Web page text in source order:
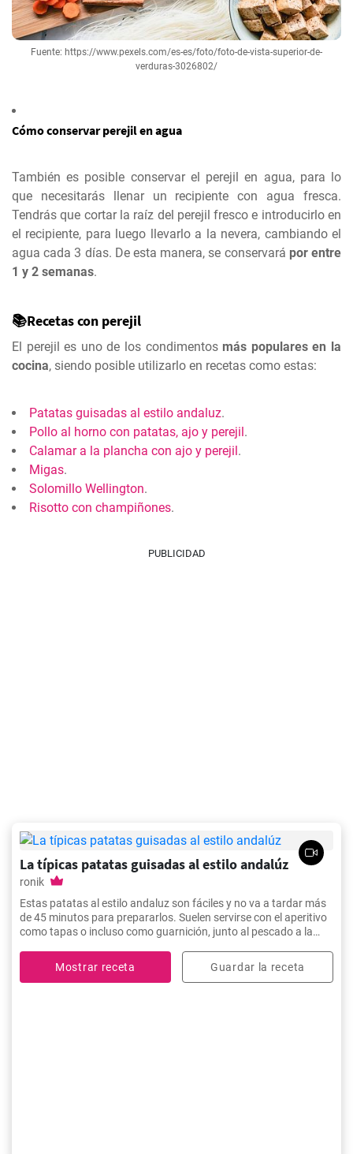
Fuente: https://www.pexels.com/es-es/foto/foto-de-vista-superior-de-
verduras-3026802/
Cómo conservar perejil en agua
También es posible conservar el perejil en agua, para lo
que necesitarás llenar un recipiente con agua fresca.
Tendrás que cortar la raíz del perejil fresco e introducirlo en
el recipiente, para luego llevarlo a la nevera, cambiando el
agua cada 3 días. De esta manera, se conservará por entre
1 y 2 semanas.
📚Recetas con perejil
El perejil es uno de los condimentos más populares en la
cocina, siendo posible utilizarlo en recetas como estas:
Patatas guisadas al estilo andaluz.
Pollo al horno con patatas, ajo y perejil.
Calamar a la plancha con ajo y perejil.
Migas.
Solomillo Wellington.
Risotto con champiñones.
PUBLICIDAD
La típicas patatas guisadas al estilo andalúz
ronik
Estas patatas al estilo andaluz son fáciles y no va a tardar más
de 45 minutos para prepararlos. Suelen servirse con el aperitivo
como tapas o incluso como guarnición, junto al pescado a la
Mostrar receta
Guardar la receta